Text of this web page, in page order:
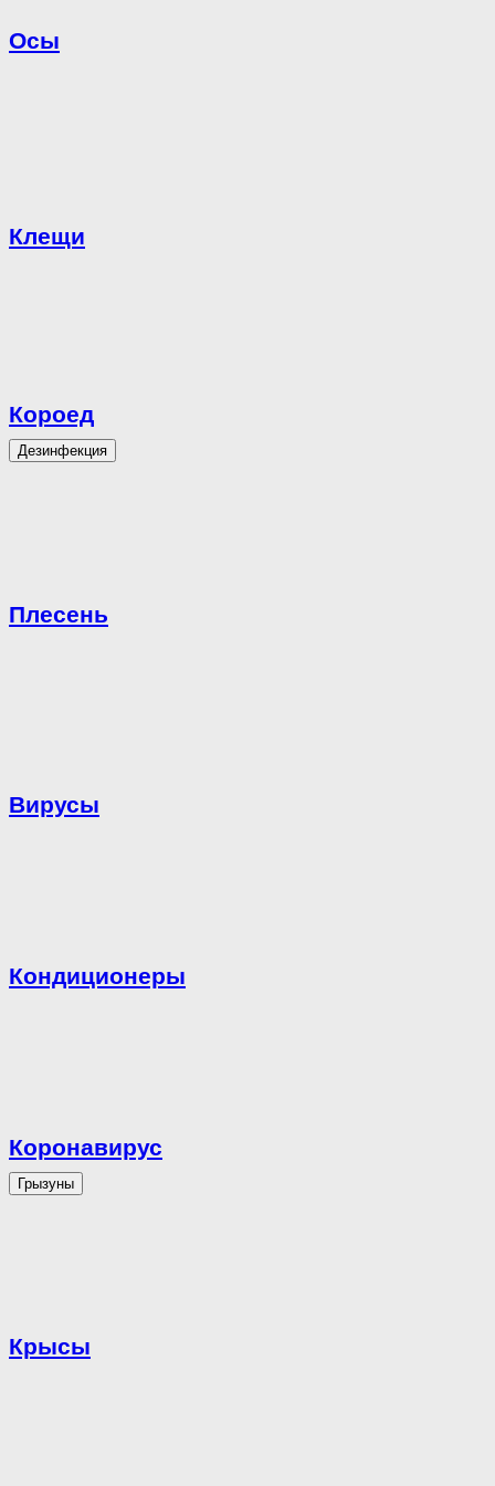
Осы
Клещи
Короед
Дезинфекция
Плесень
Вирусы
Кондиционеры
Коронавирус
Грызуны
Крысы